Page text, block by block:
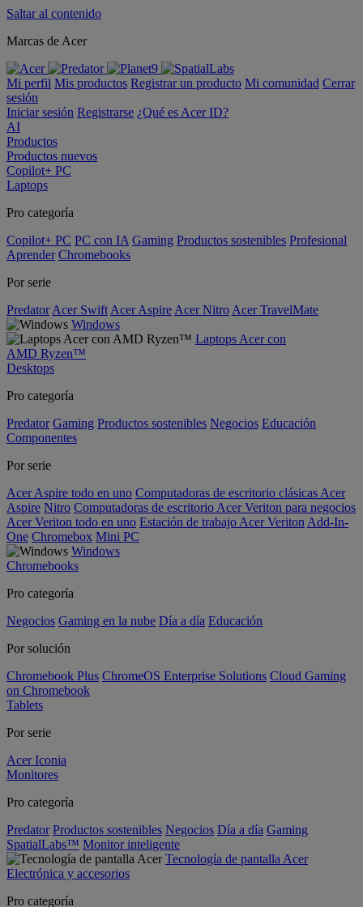
Saltar al contenido
Marcas de Acer
Mi perfil Mis productos Registrar un producto Mi comunidad Cerrar
sesión
Iniciar sesión Registrarse ¿Qué es Acer ID?
AI
Productos
Productos nuevos
Copilot+ PC
Laptops
Pro categoría
Copilot+ PC PC con IA Gaming Productos sostenibles Profesional
Aprender Chromebooks
Por serie
Predator Acer Swift Acer Aspire Acer Nitro Acer TravelMate
Windows
Laptops Acer con
AMD Ryzen™
Desktops
Pro categoría
Predator Gaming Productos sostenibles Negocios Educación
Componentes
Por serie
Acer Aspire todo en uno Computadoras de escritorio clásicas Acer
Aspire Nitro Computadoras de escritorio Acer Veriton para negocios
Acer Veriton todo en uno Estación de trabajo Acer Veriton Add-In-
One Chromebox Mini PC
Windows
Chromebooks
Pro categoría
Negocios Gaming en la nube Día a día Educación
Por solución
Chromebook Plus ChromeOS Enterprise Solutions Cloud Gaming
on Chromebook
Tablets
Por serie
Acer Iconia
Monitores
Pro categoría
Predator Productos sostenibles Negocios Día a día Gaming
SpatialLabs™ Monitor inteligente
Tecnología de pantalla Acer
Electrónica y accesorios
Pro categoría